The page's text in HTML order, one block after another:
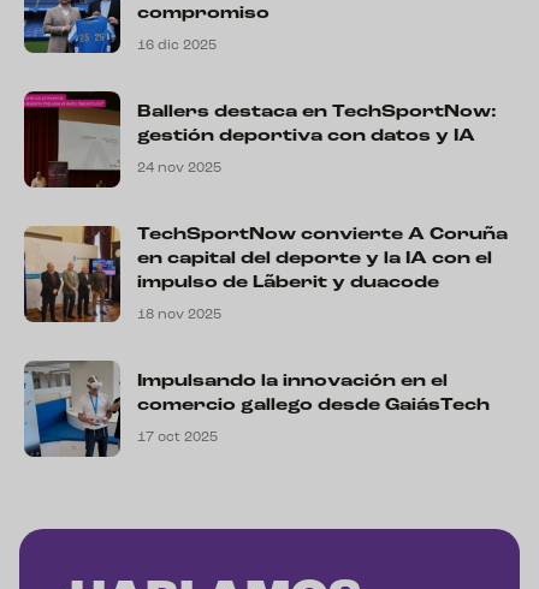
compromiso
16 dic 2025
Ballers destaca en TechSportNow:
gestión deportiva con datos y IA
24 nov 2025
TechSportNow convierte A Coruña
en capital del deporte y la IA con el
impulso de Lãberit y duacode
18 nov 2025
Impulsando la innovación en el
comercio gallego desde GaiásTech
17 oct 2025